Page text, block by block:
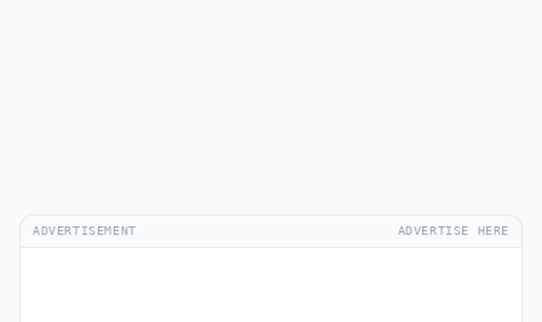
ADVERTISEMENT ADVERTISE HERE